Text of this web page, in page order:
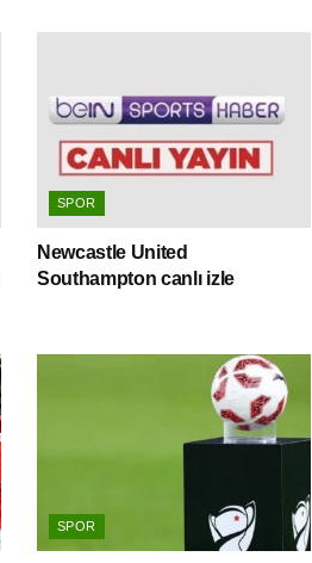
SPOR
Newcastle United
Southampton canlı izle
SPOR